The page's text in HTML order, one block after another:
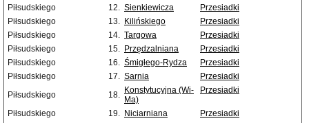
Piłsudskiego 12. Sienkiewicza
Przesiadki
Piłsudskiego
13. Kilińskiego
Przesiadki
Piłsudskiego
14. Targowa
Przesiadki
Piłsudskiego
15. Przędzalniana
Przesiadki
Piłsudskiego
16. Śmigłego-Rydza
Przesiadki
Piłsudskiego
17. Sarnia
Przesiadki
Piłsudskiego
18. Konstytucyjna (Wi-
Ma)
Przesiadki
Piłsudskiego 19. Niciarniana
Przesiadki